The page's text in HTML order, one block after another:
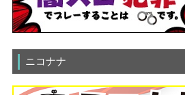
ニコナナ